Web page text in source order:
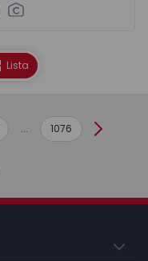
Lista
... 1076